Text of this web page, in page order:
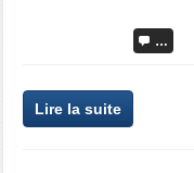
…
Lire la suite